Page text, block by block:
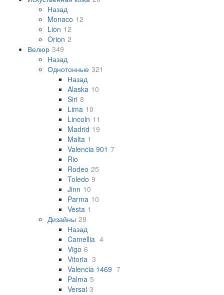
Назад
Monaco 12
Lion 12
Orion 2
Велюр 349
Назад
Однотонные 321
Назад
Alaska 10
Siri 8
Lima 10
Lincoln 11
Madrid 19
Malta 1
Valencia 901 7
Rio
Rodeo 25
Toledo 9
Jinn 10
Parma 10
Vesta 1
Дизайны 28
Назад
Camellia 4
Vigo 6
Vitoria 3
Valencia 1469 7
Palma 5
Versal 3